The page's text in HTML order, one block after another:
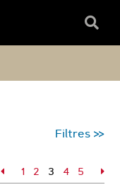
Barre
de
Filtres >>
Page
Page
1 Page
2 3 Page
4 Page
5